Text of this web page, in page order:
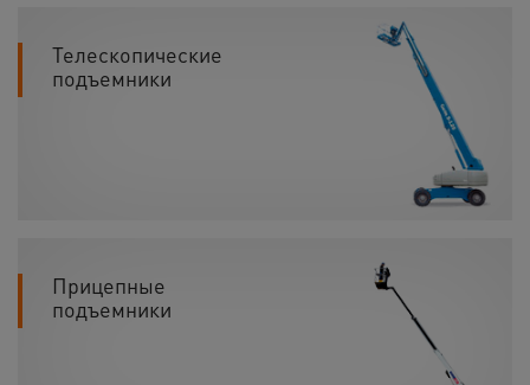
Телескопические
подъемники
Прицепные
подъемники